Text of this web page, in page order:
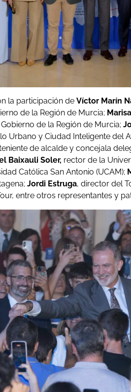
la participación de Víctor Marín
de la Región de Murcia;
de la Región de Murcia;
Urbano y Ciudad Inteligente del
teniente de alcalde y concejala
Baixauli Soler, rector de la
Católica San Antonio (UCAM);
Jordi Estruga, director del
entre otros representantes y